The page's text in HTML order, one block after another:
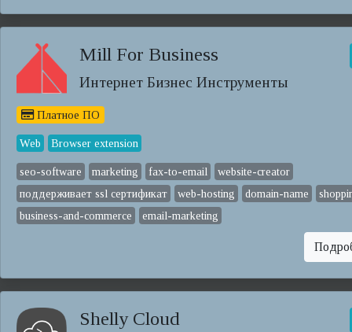
Mill For Business
Интернет Бизнес Инструменты
Платное ПО
Web Browser extension
seo-software marketing fax-to-email
website-creator
поддерживает ssl сертификат
web-hosting domain-name
business-and-commerce
email-marketing
Shelly Cloud